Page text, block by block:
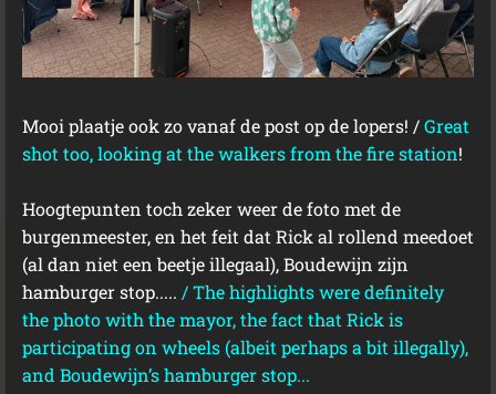
Mooi plaatje ook zo vanaf de post op de lopers! /Great
shot too, looking at the walkers from the fire station!
Hoogtepunten toch zeker weer de foto met de
burgenmeester, en het feit dat Rick al rollend meedoet
(al dan niet een beetje illegaal), Boudewijn zijn
hamburger stop..... /The highlights were definitely
the photo with the mayor, the fact that Rick is
participating on wheels (albeit perhaps a bit illegally),
and Boudewijn’s hamburger stop...